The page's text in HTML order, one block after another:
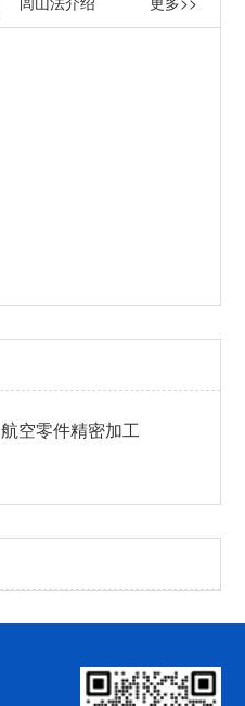
航空零件精密加工